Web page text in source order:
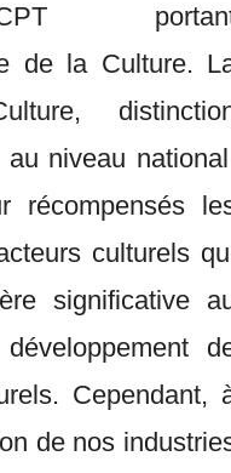
de la Culture.
au niveau
récompensés
culturels
significative
Cependant,
de nos